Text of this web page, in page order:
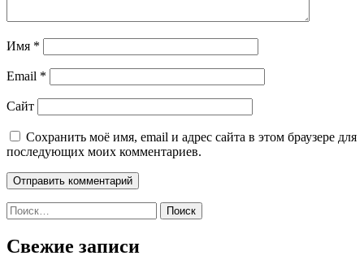
Имя *
Email *
Сайт
Сохранить моё имя, email и адрес сайта в этом браузере для
последующих моих комментариев.
Найти:
Свежие записи